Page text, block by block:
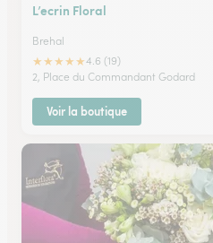
L’ecrin Floral
Brehal
★★★★★4.6 (19)
2, Place du Commandant Godard
Voir la boutique